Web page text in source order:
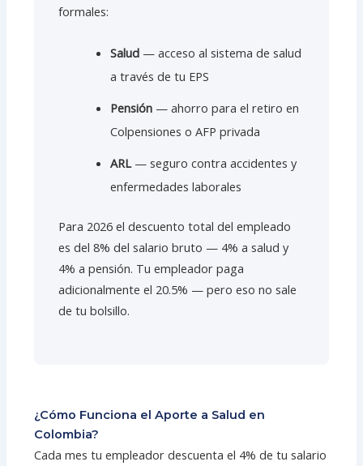
formales:
Salud — acceso al sistema de salud
a través de tu EPS
Pensión — ahorro para el retiro en
Colpensiones o AFP privada
ARL— seguro contra accidentes y
enfermedades laborales
Para 2026 el descuento total del empleado
es del 8% del salario bruto — 4% a salud y
4% a pensión. Tu empleador paga
adicionalmente el 20.5% — pero eso no sale
de tu bolsillo.
¿Cómo Funciona el Aporte a Salud en
Colombia?
Cada mes tu empleador descuenta el 4% de tu salario